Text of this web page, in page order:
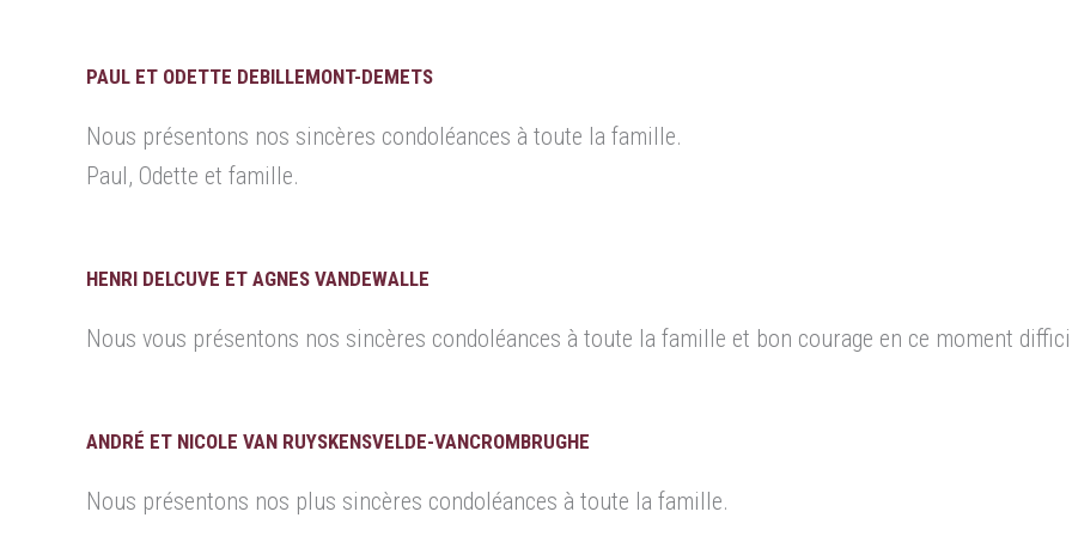
PAUL ET ODETTE DEBILLEMONT-DEMETS
Nous présentons nos sincères condoléances à toute la famille.
Paul, Odette et famille.
HENRI DELCUVE ET AGNES VANDEWALLE
Nous vous présentons nos sincères condoléances à toute la famille et bon courage en ce moment
ANDRÉ ET NICOLE VAN RUYSKENSVELDE-VANCROMBRUGHE
Nous présentons nos plus sincères condoléances à toute la famille.